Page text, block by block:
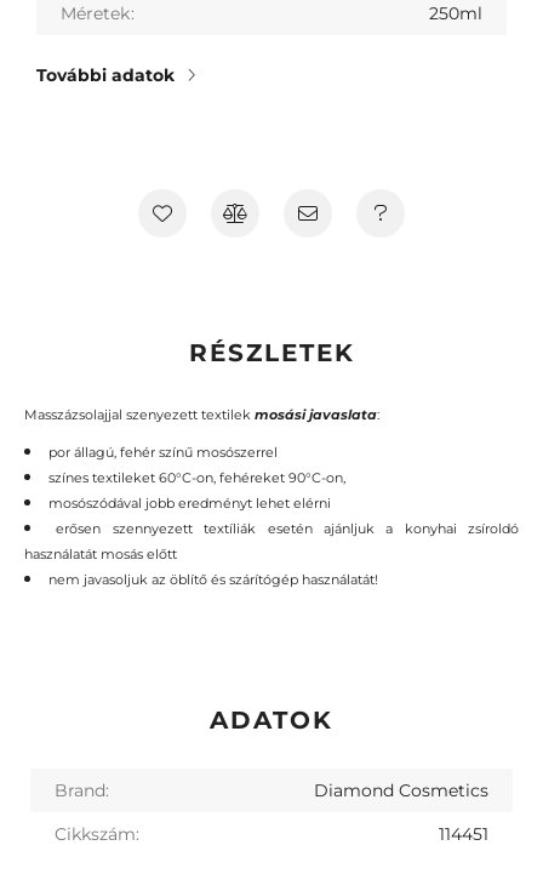
Méretek 250ml
További adatok
RÉSZLETEK
Masszázsolajjal szenyezett textilek mosási javaslata:
por állagú, fehér színű mosószerrel
színes textileket 60°C-on, fehéreket 90°C-on,
mosószódával jobb eredményt lehet elérni
erősen szennyezett textíliák esetén ajánljuk a konyhai zsíroldó
használatát mosás előtt
nem javasoljuk az öblítő és szárítógép használatát!
ADATOK
Brand:
Diamond Cosmetics
Cikkszám:
114451